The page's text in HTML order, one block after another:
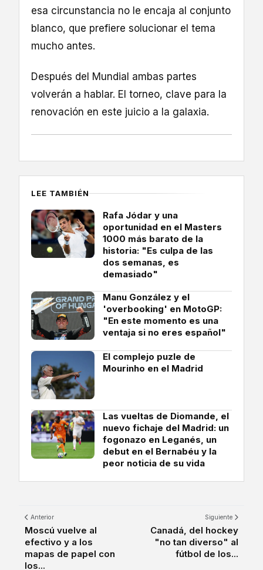
esa circunstancia no le encaja al conjunto
blanco, que prefiere solucionar el tema
mucho antes.
Después del Mundial ambas partes
volverán a hablar. El torneo, clave para la
renovación en este juicio a la galaxia.
LEE TAMBIÉN
Rafa Jódar y una
oportunidad en el Masters
1000 más barato de la
historia: "Es culpa de las
dos semanas, es
demasiado"
Manu González y el
'overbooking' en MotoGP:
"En este momento es una
ventaja si no eres español"
El complejo puzle de
Mourinho en el Madrid
Las vueltas de Diomande, el
nuevo fichaje del Madrid: un
fogonazo en Leganés, un
debut en el Bernabéu y la
peor noticia de su vida
Anterior
Moscú vuelve al
efectivo y a los
mapas de papel con
los...
Siguiente
Canadá, del hockey
"no tan diverso" al
fútbol de los...